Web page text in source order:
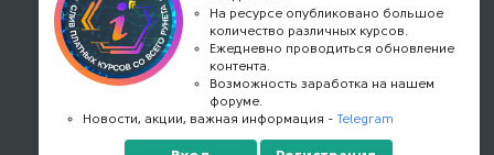
Наши контакты
kursstore@mail.ru
Обратная связь
Конфиденциальность
Правообладателям
На ресурсе опубликовано большое
количество различных курсов.
Ежедневно проводиться обновление
контента.
Возможность заработка на нашем
форуме.
Новости, акции, важная информация - Telegram